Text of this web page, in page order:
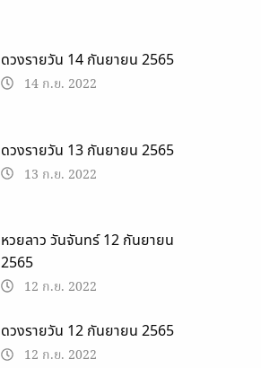
ดวงรายวัน 14 กันยายน 2565
14 ก.ย. 2022
ดวงรายวัน 13 กันยายน 2565
13 ก.ย. 2022
หวยลาว วันจันทร์ 12 กันยายน
2565
12 ก.ย. 2022
ดวงรายวัน 12 กันยายน 2565
12 ก.ย. 2022